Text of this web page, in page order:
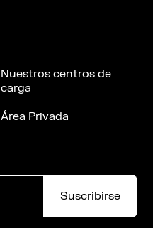
Nuestros centros de
carga
Área Privada